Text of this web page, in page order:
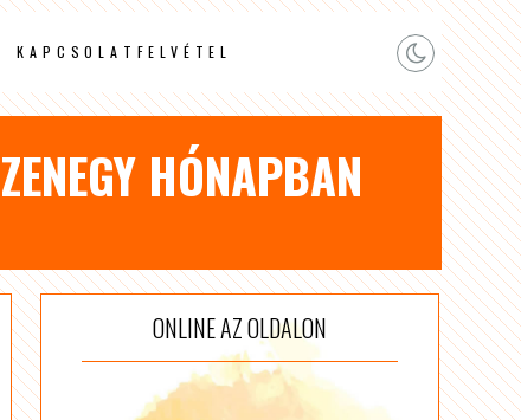
KAPCSOLATFELVÉTEL
HÓNAPBAN
ONLINE AZ OLDALON